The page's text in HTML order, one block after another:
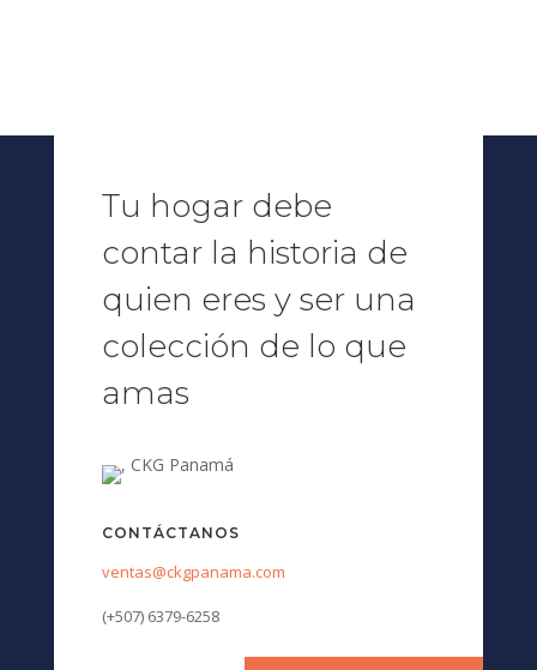
Tu hogar debe
contar la historia de
quien eres y ser una
colección de lo que
amas
CONTÁCTANOS
ventas@ckgpanama.com
(+507) 6379-6258